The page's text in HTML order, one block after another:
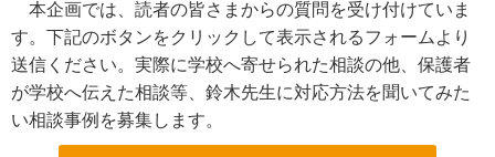
本企画では、読者の皆さまからの質問を受け付けていま
す。下記のボタンをクリックして表示されるフォームより
送信ください。実際に学校へ寄せられた相談の他、保護者
が学校へ伝えた相談等、鈴木先生に対応方法を聞いてみた
い相談事例を募集します。